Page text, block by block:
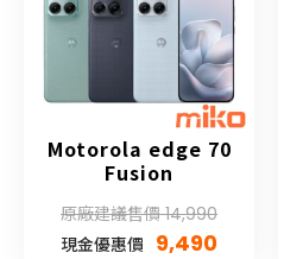
Motorola edge 70
Fusion
原廠建議售價 14,990
現金優惠價 9,490